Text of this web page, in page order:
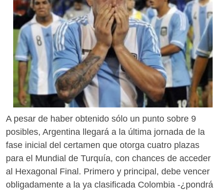
A pesar de haber obtenido sólo un punto sobre 9
posibles, Argentina llegará a la última jornada de la
fase inicial del certamen que otorga cuatro plazas
para el Mundial de Turquía, con chances de acceder
al Hexagonal Final. Primero y principal, debe vencer
obligadamente a la ya clasificada Colombia -¿pondrá